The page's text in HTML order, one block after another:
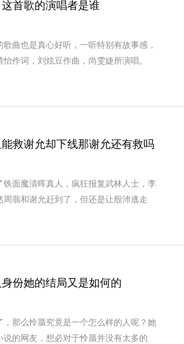
首歌的演唱者是谁
曲也是真心好听，一听特别有故事感，
作词，刘炫豆作曲，尚雯婕所演唱。
救谢允却下线那谢允还有救吗
铁面魔清晖真人，疯狂报复武林人士，李
翡和谢允赶到了，但还是让殷沛逃走
份她的结局又是如何的
，那么怜蜃究竟是一个怎么样的人呢？她
的网友，想必对于怜蜃并没有太多的